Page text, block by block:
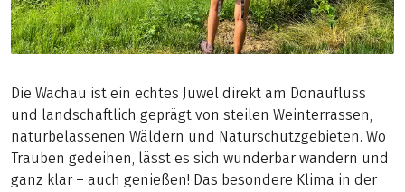
Die Wachau ist ein echtes Juwel direkt am Donaufluss
und landschaftlich geprägt von steilen Weinterrassen,
naturbelassenen Wäldern und Naturschutzgebieten. Wo
Trauben gedeihen, lässt es sich wunderbar wandern und
ganz klar – auch genießen! Das besondere Klima in der